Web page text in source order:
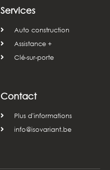
Services
Auto construction
Assistance +
Clé-sur-porte
Contact
Plus d'informations
info@isovariant.be